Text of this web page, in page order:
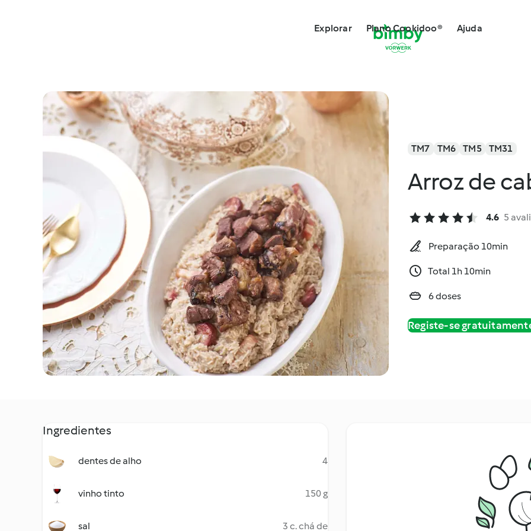
Explorar Plano Cookidoo® Ajuda
TM7 TM6 TM5 TM31
Arroz de
4.6 5
Preparação 10min
Total 1h 10min
6 doses
Registe-se
Ingredientes
dentes de alho 4
vinho tinto 150 g
sal 3 c. chá de